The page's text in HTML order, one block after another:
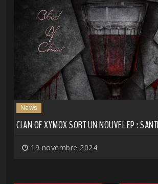
News
CLAN OF XYMOX SORT UN NOUVEL EP :
19 novembre 2024